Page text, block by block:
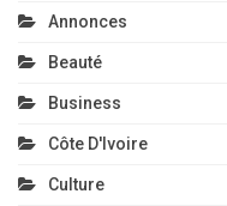
Annonces
Beauté
Business
Côte D'Ivoire
Culture